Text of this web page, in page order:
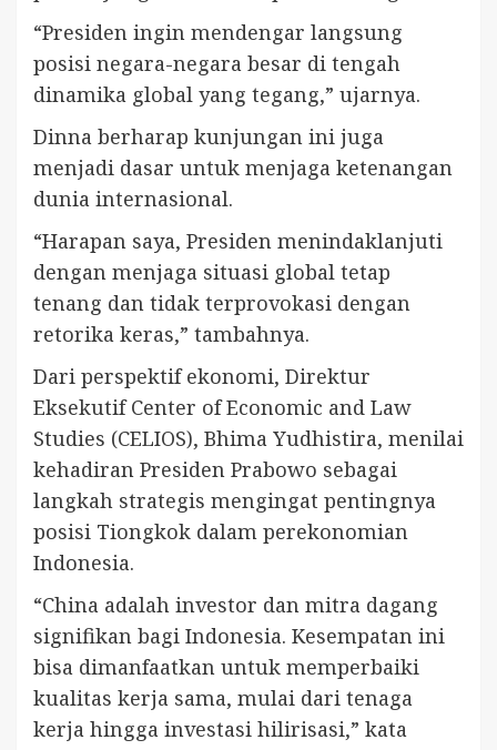
“Presiden ingin mendengar langsung
posisi negara-negara besar di tengah
dinamika global yang tegang,” ujarnya.
Dinna berharap kunjungan ini juga
menjadi dasar untuk menjaga ketenangan
dunia internasional.
“Harapan saya, Presiden menindaklanjuti
dengan menjaga situasi global tetap
tenang dan tidak terprovokasi dengan
retorika keras,” tambahnya.
Dari perspektif ekonomi, Direktur
Eksekutif Center of Economic and Law
Studies (CELIOS), Bhima Yudhistira, menilai
kehadiran Presiden Prabowo sebagai
langkah strategis mengingat pentingnya
posisi Tiongkok dalam perekonomian
Indonesia.
“China adalah investor dan mitra dagang
signifikan bagi Indonesia. Kesempatan ini
bisa dimanfaatkan untuk memperbaiki
kualitas kerja sama, mulai dari tenaga
kerja hingga investasi hilirisasi,” kata